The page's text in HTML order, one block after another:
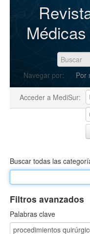
Navegar por: Por
Acceder a MediSur:
Buscar todas las
Filtros avanzados
Palabras clave